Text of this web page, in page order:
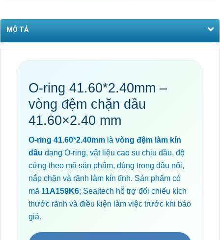
MÔ TẢ
O-ring 41.60*2.40mm –
vòng đệm chặn dầu
41.60×2.40 mm
O-ring 41.60*2.40mm là vòng đệm làm kín
dầu dạng O-ring, vật liệu cao su chịu dầu, độ
cứng theo mã sản phẩm, dùng trong đầu nối,
nắp chặn và rãnh làm kín tĩnh. Sản phẩm có
mã 11A159K6; Sealtech hỗ trợ đối chiếu kích
thước rãnh và điều kiện làm việc trước khi báo
giá.